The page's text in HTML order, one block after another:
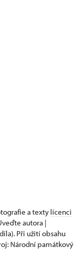
a texty licenci
autora |
Při užití obsahu
Národní památkový